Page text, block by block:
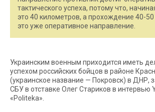
тактического успеха, потому что,
это 40 километров, а прохождение 40-
это уже оперативное направление.
Украинским военным приходится иметь
успехом российских бойцов в районе
(украинское название — Покровск) в ДНР,
СБУ в отставке Олег Стариков в интервью
«Politeka».